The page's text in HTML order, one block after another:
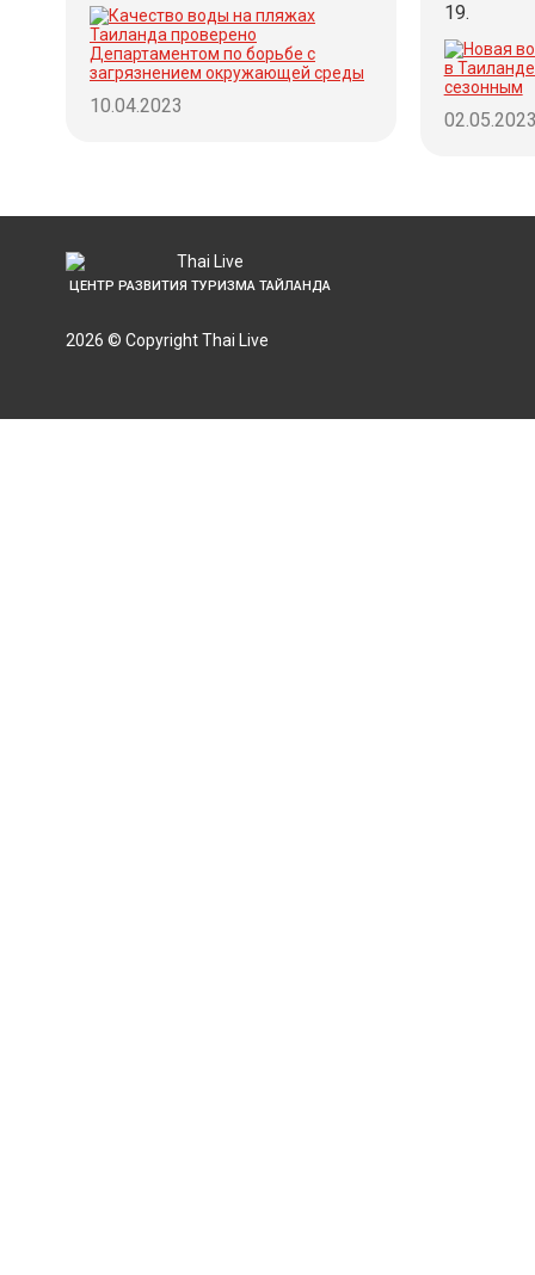
10.04.2023
19.
ЦЕНТР РАЗВИТИЯ ТУРИЗМА ТАЙЛАНДА
2026 © Copyright Thai Live